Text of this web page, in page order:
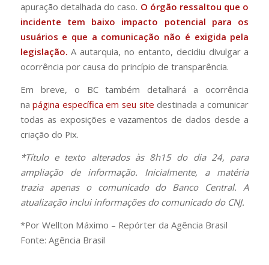
apuração detalhada do caso. O órgão ressaltou que o
incidente tem baixo impacto potencial para os
usuários e que a comunicação não é exigida pela
legislação. A autarquia, no entanto, decidiu divulgar a
ocorrência por causa do princípio de transparência.
Em breve, o BC também detalhará a ocorrência
napágina específica em seu site destinada a comunicar
todas as exposições e vazamentos de dados desde a
criação do Pix.
*Título e texto alterados às 8h15 do dia 24, para
ampliação de informação. Inicialmente, a matéria
trazia apenas o comunicado do Banco Central. A
atualização inclui informações do comunicado do CNJ.
*Por Wellton Máximo – Repórter da Agência Brasil
Fonte: Agência Brasil